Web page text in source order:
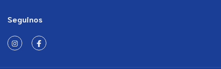
Seguinos